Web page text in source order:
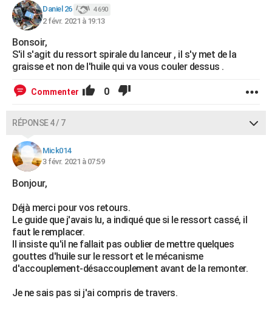
Daniel 26 4 690
2 févr. 2021 à 19:13
Bonsoir,
S'il s'agit du ressort spirale du lanceur , il s'y met de la
graisse et non de l'huile qui va vous couler dessus .
Commenter 0
RÉPONSE 4 / 7
Mick014
3 févr. 2021 à 07:59
Bonjour,
Déjà merci pour vos retours.
Le guide que j'avais lu, a indiqué que si le ressort cassé, il
faut le remplacer.
Il insiste qu'il ne fallait pas oublier de mettre quelques
gouttes d'huile sur le ressort et le mécanisme
d'accouplement-désaccouplement avant de la remonter.
Je ne sais pas si j'ai compris de travers.